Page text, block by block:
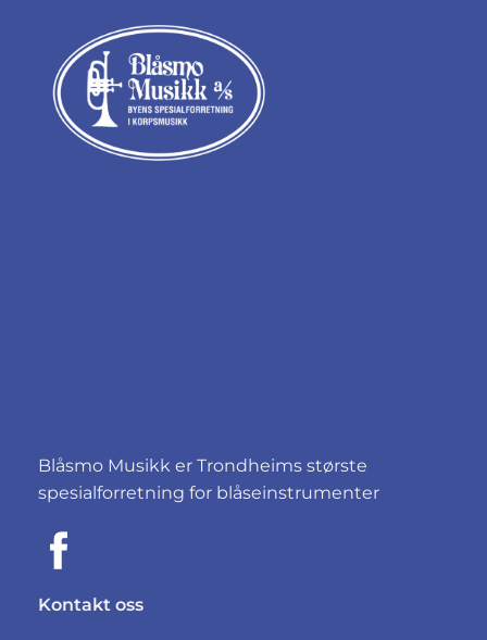
Blåsmo Musikk er Trondheims største
spesialforretning for blåseinstrumenter
Kontakt oss